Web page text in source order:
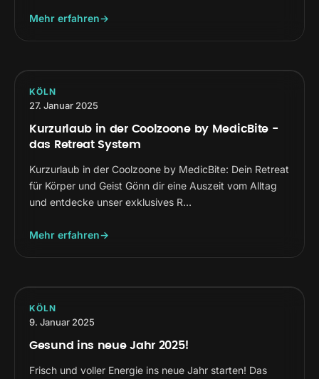
Mehr erfahren
KÖLN
27. Januar 2025
Kurzurlaub in der Coolzoone by MedicBite -
das Retreat System
Kurzurlaub in der Coolzoone by MedicBite: Dein Retreat
für Körper und Geist Gönn dir eine Auszeit vom Alltag
und entdecke unser exklusives R…
Mehr erfahren
KÖLN
9. Januar 2025
Gesund ins neue Jahr 2025!
Frisch und voller Energie ins neue Jahr starten! Das